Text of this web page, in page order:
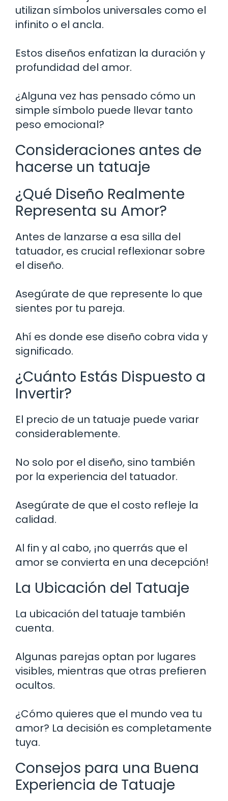
utilizan símbolos universales como el
infinito o el ancla.
Estos diseños enfatizan la duración y
profundidad del amor.
¿Alguna vez has pensado cómo un
simple símbolo puede llevar tanto
peso emocional?
Consideraciones antes de
hacerse un tatuaje
¿Qué Diseño Realmente
Representa su Amor?
Antes de lanzarse a esa silla del
tatuador, es crucial reflexionar sobre
el diseño.
Asegúrate de que represente lo que
sientes por tu pareja.
Ahí es donde ese diseño cobra vida y
significado.
¿Cuánto Estás Dispuesto a
Invertir?
El precio de un tatuaje puede variar
considerablemente.
No solo por el diseño, sino también
por la experiencia del tatuador.
Asegúrate de que el costo refleje la
calidad.
Al fin y al cabo, ¡no querrás que el
amor se convierta en una decepción!
La Ubicación del Tatuaje
La ubicación del tatuaje también
cuenta.
Algunas parejas optan por lugares
visibles, mientras que otras prefieren
ocultos.
¿Cómo quieres que el mundo vea tu
amor? La decisión es completamente
tuya.
Consejos para una Buena
Experiencia de Tatuaje